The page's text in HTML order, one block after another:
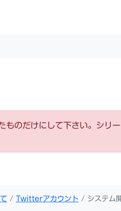
のだけにして下さい。シリ
/ Twitterアカウント / システム